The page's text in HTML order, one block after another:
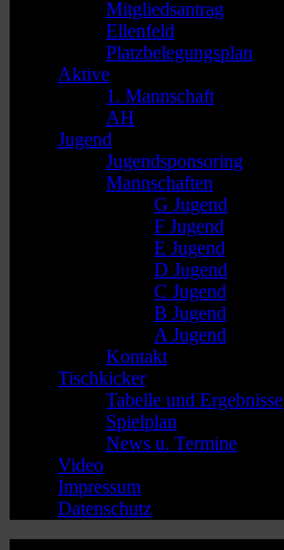
Mitgliedsantrag
Ellenfeld
Platzbelegungsplan
Aktive
1. Mannschaft
AH
Jugend
Jugendsponsoring
Mannschaften
G Jugend
F Jugend
E Jugend
D Jugend
C Jugend
B Jugend
A Jugend
Kontakt
Tischkicker
Tabelle und Ergebnisse
Spielplan
News u. Termine
Video
Impressum
Datenschutz